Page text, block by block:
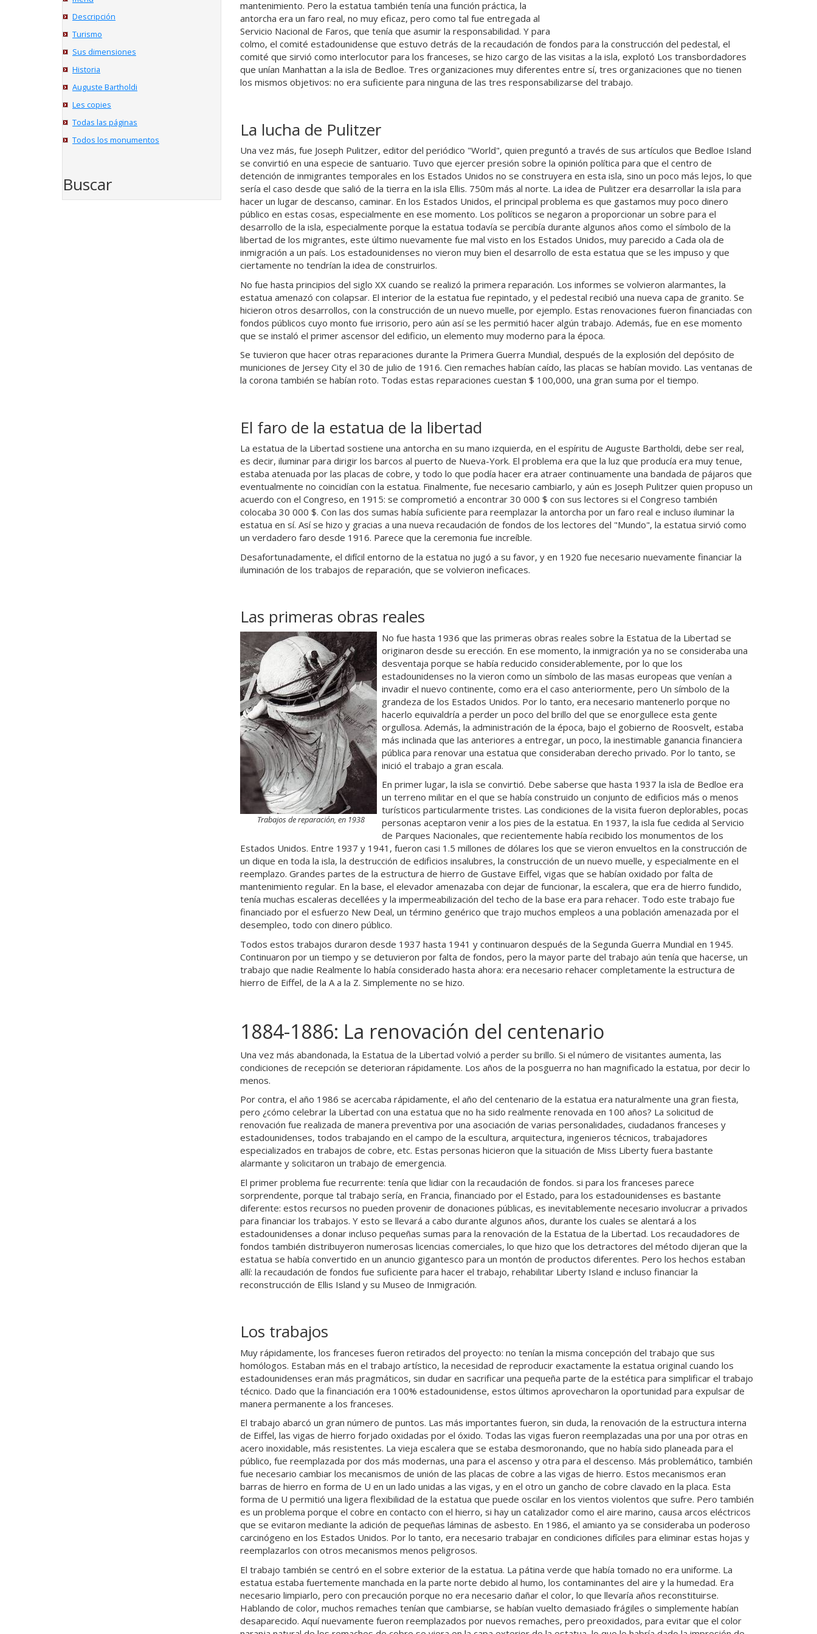
Descripción
Turismo
Sus dimensiones
Historia
Auguste Bartholdi
Les copies
Todas las páginas
Todos los monumentos
Buscar
mantenimiento. Pero la estatua también tenía una función práctica, la
antorcha era un faro real, no muy eficaz, pero como tal fue entregada al
Servicio Nacional de Faros, que tenía que asumir la responsabilidad. Y para
colmo, el comité estadounidense que estuvo detrás de la recaudación de fondos para la construcción del pedestal, el
comité que sirvió como interlocutor para los franceses, se hizo cargo de las visitas a la isla, explotó Los transbordadores
que unían Manhattan a la isla de Bedloe. Tres organizaciones muy diferentes entre sí, tres organizaciones que no tienen
los mismos objetivos: no era suficiente para ninguna de las tres responsabilizarse del trabajo.
La lucha de Pulitzer
Una vez más, fue Joseph Pulitzer, editor del periódico "World", quien preguntó a través de sus artículos que Bedloe Island
se convirtió en una especie de santuario. Tuvo que ejercer presión sobre la opinión política para que el centro de
detención de inmigrantes temporales en los Estados Unidos no se construyera en esta isla, sino un poco más lejos, lo que
sería el caso desde que salió de la tierra en la isla Ellis. 750m más al norte. La idea de Pulitzer era desarrollar la isla para
hacer un lugar de descanso, caminar. En los Estados Unidos, el principal problema es que gastamos muy poco dinero
público en estas cosas, especialmente en ese momento. Los políticos se negaron a proporcionar un sobre para el
desarrollo de la isla, especialmente porque la estatua todavía se percibía durante algunos años como el símbolo de la
libertad de los migrantes, este último nuevamente fue mal visto en los Estados Unidos, muy parecido a Cada ola de
inmigración a un país. Los estadounidenses no vieron muy bien el desarrollo de esta estatua que se les impuso y que
ciertamente no tendrían la idea de construirlos.
No fue hasta principios del siglo XX cuando se realizó la primera reparación. Los informes se volvieron alarmantes, la
estatua amenazó con colapsar. El interior de la estatua fue repintado, y el pedestal recibió una nueva capa de granito. Se
hicieron otros desarrollos, con la construcción de un nuevo muelle, por ejemplo. Estas renovaciones fueron financiadas con
fondos públicos cuyo monto fue irrisorio, pero aún así se les permitió hacer algún trabajo. Además, fue en ese momento
que se instaló el primer ascensor del edificio, un elemento muy moderno para la época.
Se tuvieron que hacer otras reparaciones durante la Primera Guerra Mundial, después de la explosión del depósito de
municiones de Jersey City el 30 de julio de 1916. Cien remaches habían caído, las placas se habían movido. Las ventanas de
la corona también se habían roto. Todas estas reparaciones cuestan $ 100,000, una gran suma por el tiempo.
El faro de la estatua de la libertad
La estatua de la Libertad sostiene una antorcha en su mano izquierda, en el espíritu de Auguste Bartholdi, debe ser real,
es decir, iluminar para dirigir los barcos al puerto de Nueva-York. El problema era que la luz que producía era muy tenue,
estaba atenuada por las placas de cobre, y todo lo que podía hacer era atraer continuamente una bandada de pájaros que
eventualmente no coincidían con la estatua. Finalmente, fue necesario cambiarlo, y aún es Joseph Pulitzer quien propuso un
acuerdo con el Congreso, en 1915: se comprometió a encontrar 30 000 $ con sus lectores si el Congreso también
colocaba 30 000 $. Con las dos sumas había suficiente para reemplazar la antorcha por un faro real e incluso iluminar la
estatua en sí. Así se hizo y gracias a una nueva recaudación de fondos de los lectores del "Mundo", la estatua sirvió como
un verdadero faro desde 1916. Parece que la ceremonia fue increíble.
Desafortunadamente, el difícil entorno de la estatua no jugó a su favor, y en 1920 fue necesario nuevamente financiar la
iluminación de los trabajos de reparación, que se volvieron ineficaces.
Las primeras obras reales
Trabajos de reparación, en 1938
No fue hasta 1936 que las primeras obras reales sobre la Estatua de la Libertad se
originaron desde su erección. En ese momento, la inmigración ya no se consideraba una
desventaja porque se había reducido considerablemente, por lo que los
estadounidenses no la vieron como un símbolo de las masas europeas que venían a
invadir el nuevo continente, como era el caso anteriormente, pero Un símbolo de la
grandeza de los Estados Unidos. Por lo tanto, era necesario mantenerlo porque no
hacerlo equivaldría a perder un poco del brillo del que se enorgullece esta gente
orgullosa. Además, la administración de la época, bajo el gobierno de Roosvelt, estaba
más inclinada que las anteriores a entregar, un poco, la inestimable ganancia financiera
pública para renovar una estatua que consideraban derecho privado. Por lo tanto, se
inició el trabajo a gran escala.
En primer lugar, la isla se convirtió. Debe saberse que hasta 1937 la isla de Bedloe era
un terreno militar en el que se había construido un conjunto de edificios más o menos
turísticos particularmente tristes. Las condiciones de la visita fueron deplorables, pocas
personas aceptaron venir a los pies de la estatua. En 1937, la isla fue cedida al Servicio
de Parques Nacionales, que recientemente había recibido los monumentos de los
Estados Unidos. Entre 1937 y 1941, fueron casi 1.5 millones de dólares los que se vieron envueltos en la construcción de
un dique en toda la isla, la destrucción de edificios insalubres, la construcción de un nuevo muelle, y especialmente en el
reemplazo. Grandes partes de la estructura de hierro de Gustave Eiffel, vigas que se habían oxidado por falta de
mantenimiento regular. En la base, el elevador amenazaba con dejar de funcionar, la escalera, que era de hierro fundido,
tenía muchas escaleras decellées y la impermeabilización del techo de la base era para rehacer. Todo este trabajo fue
financiado por el esfuerzo New Deal, un término genérico que trajo muchos empleos a una población amenazada por el
desempleo, todo con dinero público.
Todos estos trabajos duraron desde 1937 hasta 1941 y continuaron después de la Segunda Guerra Mundial en 1945.
Continuaron por un tiempo y se detuvieron por falta de fondos, pero la mayor parte del trabajo aún tenía que hacerse, un
trabajo que nadie Realmente lo había considerado hasta ahora: era necesario rehacer completamente la estructura de
hierro de Eiffel, de la A a la Z. Simplemente no se hizo.
1884-1886: La renovación del centenario
Una vez más abandonada, la Estatua de la Libertad volvió a perder su brillo. Si el número de visitantes aumenta, las
condiciones de recepción se deterioran rápidamente. Los años de la posguerra no han magnificado la estatua, por decir lo
menos.
Por contra, el año 1986 se acercaba rápidamente, el año del centenario de la estatua era naturalmente una gran fiesta,
pero ¿cómo celebrar la Libertad con una estatua que no ha sido realmente renovada en 100 años? La solicitud de
renovación fue realizada de manera preventiva por una asociación de varias personalidades, ciudadanos franceses y
estadounidenses, todos trabajando en el campo de la escultura, arquitectura, ingenieros técnicos, trabajadores
especializados en trabajos de cobre, etc. Estas personas hicieron que la situación de Miss Liberty fuera bastante
alarmante y solicitaron un trabajo de emergencia.
El primer problema fue recurrente: tenía que lidiar con la recaudación de fondos. si para los franceses parece
sorprendente, porque tal trabajo sería, en Francia, financiado por el Estado, para los estadounidenses es bastante
diferente: estos recursos no pueden provenir de donaciones públicas, es inevitablemente necesario involucrar a privados
para financiar los trabajos. Y esto se llevará a cabo durante algunos años, durante los cuales se alentará a los
estadounidenses a donar incluso pequeñas sumas para la renovación de la Estatua de la Libertad. Los recaudadores de
fondos también distribuyeron numerosas licencias comerciales, lo que hizo que los detractores del método dijeran que la
estatua se había convertido en un anuncio gigantesco para un montón de productos diferentes. Pero los hechos estaban
allí: la recaudación de fondos fue suficiente para hacer el trabajo, rehabilitar Liberty Island e incluso financiar la
reconstrucción de Ellis Island y su Museo de Inmigración.
Los trabajos
Muy rápidamente, los franceses fueron retirados del proyecto: no tenían la misma concepción del trabajo que sus
homólogos. Estaban más en el trabajo artístico, la necesidad de reproducir exactamente la estatua original cuando los
estadounidenses eran más pragmáticos, sin dudar en sacrificar una pequeña parte de la estética para simplificar el trabajo
técnico. Dado que la financiación era 100% estadounidense, estos últimos aprovecharon la oportunidad para expulsar de
manera permanente a los franceses.
El trabajo abarcó un gran número de puntos. Las más importantes fueron, sin duda, la renovación de la estructura interna
de Eiffel, las vigas de hierro forjado oxidadas por el óxido. Todas las vigas fueron reemplazadas una por una por otras en
acero inoxidable, más resistentes. La vieja escalera que se estaba desmoronando, que no había sido planeada para el
público, fue reemplazada por dos más modernas, una para el ascenso y otra para el descenso. Más problemático, también
fue necesario cambiar los mecanismos de unión de las placas de cobre a las vigas de hierro. Estos mecanismos eran
barras de hierro en forma de U en un lado unidas a las vigas, y en el otro un gancho de cobre clavado en la placa. Esta
forma de U permitió una ligera flexibilidad de la estatua que puede oscilar en los vientos violentos que sufre. Pero también
es un problema porque el cobre en contacto con el hierro, si hay un catalizador como el aire marino, causa arcos eléctricos
que se evitaron mediante la adición de pequeñas láminas de asbesto. En 1986, el amianto ya se consideraba un poderoso
carcinógeno en los Estados Unidos. Por lo tanto, era necesario trabajar en condiciones difíciles para eliminar estas hojas y
reemplazarlos con otros mecanismos menos peligrosos.
El trabajo también se centró en el sobre exterior de la estatua. La pátina verde que había tomado no era uniforme. La
estatua estaba fuertemente manchada en la parte norte debido al humo, los contaminantes del aire y la humedad. Era
necesario limpiarlo, pero con precaución porque no era necesario dañar el color, lo que llevaría años reconstituirse.
Hablando de color, muchos remaches tenían que cambiarse, se habían vuelto demasiado frágiles o simplemente habían
desaparecido. Aquí nuevamente fueron reemplazados por nuevos remaches, pero preoxidados, para evitar que el color